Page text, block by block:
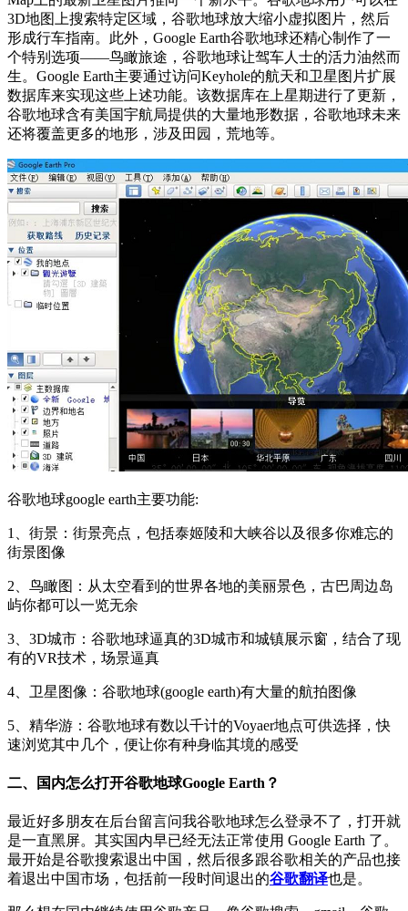
3D地图上搜索特定区域，谷歌地球放大缩小虚拟图片，然后
形成行车指南。此外，Google Earth谷歌地球还精心制作了一
个特别选项——鸟瞰旅途，谷歌地球让驾车人士的活力油然而
生。Google Earth主要通过访问Keyhole的航天和卫星图片扩展
数据库来实现这些上述功能。该数据库在上星期进行了更新，
谷歌地球含有美国宇航局提供的大量地形数据，谷歌地球未来
还将覆盖更多的地形，涉及田园，荒地等。
谷歌地球google earth主要功能:
1、街景：街景亮点，包括泰姬陵和大峡谷以及很多你难忘的
街景图像
2、鸟瞰图：从太空看到的世界各地的美丽景色，古巴周边岛
屿你都可以一览无余
3、3D城市：谷歌地球逼真的3D城市和城镇展示窗，结合了现
有的VR技术，场景逼真
4、卫星图像：谷歌地球(google earth)有大量的航拍图像
5、精华游：谷歌地球有数以千计的Voyaer地点可供选择，快
速浏览其中几个，便让你有种身临其境的感受
二、国内怎么打开谷歌地球Google Earth？
最近好多朋友在后台留言问我谷歌地球怎么登录不了，打开就
是一直黑屏。其实国内早已经无法正常使用 Google Earth 了。
最开始是谷歌搜索退出中国，然后很多跟谷歌相关的产品也接
着退出中国市场，包括前一段时间退出的谷歌翻译也是。